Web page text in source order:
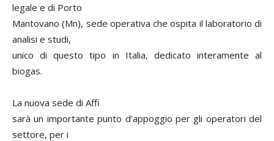
legale e di Porto
Mantovano (Mn), sede operativa che ospita il laboratorio di
analisi e studi,
unico di questo tipo in Italia, dedicato interamente al
biogas.
La nuova sede di Affi
sarà un importante punto d'appoggio per gli operatori del
settore, per i